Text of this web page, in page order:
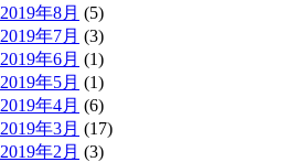
2019年8月 (5)
2019年7月 (3)
2019年6月 (1)
2019年5月 (1)
2019年4月 (6)
2019年3月 (17)
2019年2月 (3)